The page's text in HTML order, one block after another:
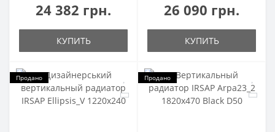
24 382 грн.
КУПИТЬ
26 090 грн.
КУПИТЬ
Продано Продано